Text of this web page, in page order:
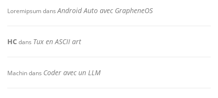
LoremipsumdansAndroid Auto avec GrapheneOS
HC dans Tux en ASCII art
Machindans Coder avec un LLM